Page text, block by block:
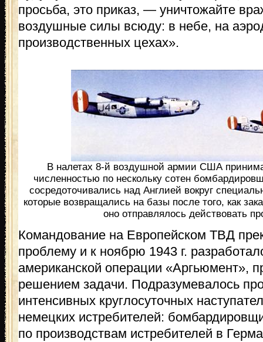
просьба, это приказ, — уничтожайте
воздушные силы всюду: в небе, на
производственных цехах».
В налетах 8-й воздушной армии США
численностью по нескольку сотен
сосредоточивались над Англией вокруг
которые возвращались на базы после того, как
оно отправлялось действовать
Командование на Европейском ТВД
проблему и к ноябрю 1943 г.
американской операции «Аргьюмент»,
решением задачи. Подразумевалось
интенсивных круглосуточных
немецких истребителей:
по производствам истребителей в